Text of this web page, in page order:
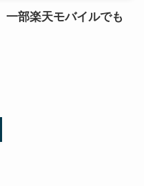
一部楽天モバイルでも